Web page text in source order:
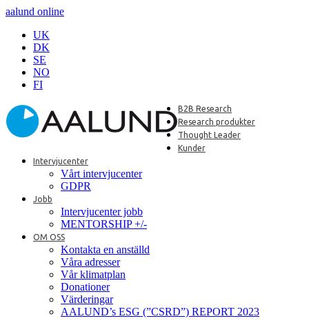
aalund online
UK
DK
SE
NO
FI
B2B Research
Research produkter
Thought Leader
Kunder
Intervjucenter
Vårt intervjucenter
GDPR
Jobb
Intervjucenter jobb
MENTORSHIP +/-
OM OSS
Kontakta en anställd
Våra adresser
Vår klimatplan
Donationer
Värderingar
AALUND’s ESG (”CSRD”) REPORT 2023